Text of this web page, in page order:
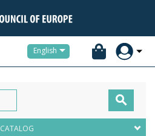
English

CATALOG